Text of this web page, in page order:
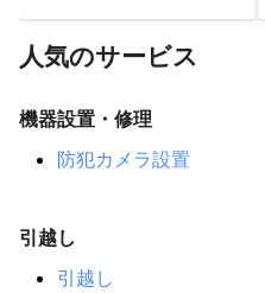
笠置町
和束町 南山城村
【 三重県】
【兵庫県】
伊丹市 尼崎市 西宮市
加西市
多可町
市川町
人気のサービス
機器設置・修理
防犯カメラ設置
引越し
引越し